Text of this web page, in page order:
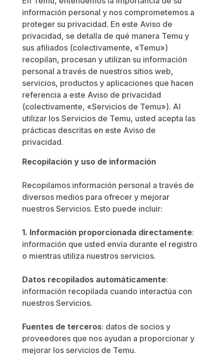
información personal y nos comprometemos a
proteger su privacidad. En este Aviso de
privacidad, se detalla de qué manera Temu y
sus afiliados (colectivamente, «Temu»)
recopilan, procesan y utilizan su información
personal a través de nuestros sitios web,
servicios, productos y aplicaciones que hacen
referencia a este Aviso de privacidad
(colectivamente, «Servicios de Temu»). Al
utilizar los Servicios de Temu, usted acepta las
prácticas descritas en este Aviso de
privacidad.
Recopilación y uso de información
Recopilamos información personal a través de
diversos medios para ofrecer y mejorar
nuestros Servicios. Esto puede incluir:
1. Información proporcionada directamente:
información que usted envía durante el registro
o mientras utiliza nuestros servicios.
Datos recopilados automáticamente:
información recopilada cuando interactúa con
nuestros Servicios.
Fuentes de terceros: datos de socios y
proveedores que nos ayudan a proporcionar y
mejorar los servicios de Temu.